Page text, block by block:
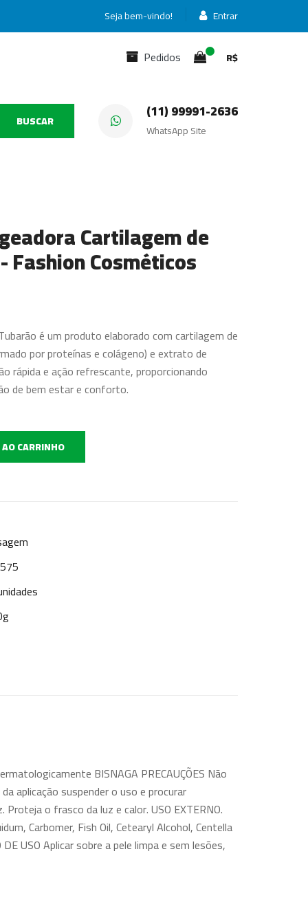
Seja bem-vindo! Entrar
Pedidos R$
BUSCAR (11) 99991-2636
WhatsApp Site
Cartilagem de
Fashion Cosméticos
é um produto elaborado com cartilagem de
por proteínas e colágeno) e extrato de
rápida e ação refrescante, proporcionando
de bem estar e conforto.
CARRINHO
BISNAGA PRECAUÇÕES Não
aplicação suspender o uso e procurar
o frasco da luz e calor. USO EXTERNO.
Carbomer, Fish Oil, Cetearyl Alcohol, Centella
USO Aplicar sobre a pele limpa e sem lesões,